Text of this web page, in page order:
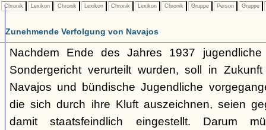
Chronik Lexikon Chronik Lexikon Chronik Lexikon Chronik Gruppe Person Gruppe
Zunehmende Verfolgung von Navajos
Nachdem Ende des Jahres 1937
Sondergericht verurteilt wurden, soll in
Navajos und bündische Jugendliche
die sich durch ihre Kluft auszeichnen, seien
damit staatsfeindlich eingestellt. Darum